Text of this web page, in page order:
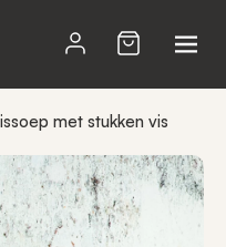
met stukken vis